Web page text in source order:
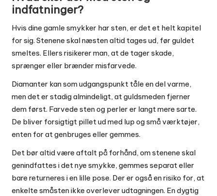
indfatninger?
Hvis dine gamle smykker har sten, er det et helt kapitel
for sig. Stenene skal næsten altid tages ud, før guldet
smeltes. Ellers risikerer man, at de tager skade,
sprænger eller brænder misfarvede.
Diamanter kan som udgangspunkt tåle en del varme,
men det er stadig almindeligt, at guldsmeden fjerner
dem først. Farvede sten og perler er langt mere sarte.
De bliver forsigtigt pillet ud med lup og små værktøjer,
enten for at genbruges eller gemmes.
Det bør altid være aftalt på forhånd, om stenene skal
genindfattes i det nye smykke, gemmes separat eller
bare returneres i en lille pose. Der er også en risiko for, at
enkelte småsten ikke overlever udtagningen. En dygtig